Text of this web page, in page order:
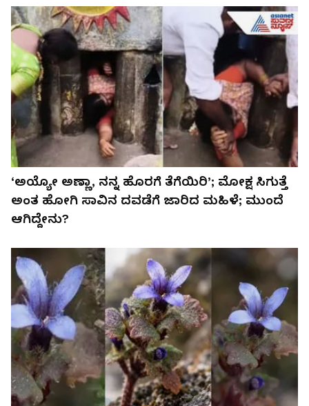
‘ಅಯ್ಯೋ ಅಣ್ಣಾ, ನನ್ನ ಹೊರಗೆ ತೆಗೆಯಿರಿ’; ಮೋಕ್ಷ ಸಿಗುತ್ತೆ
ಅಂತ ಹೋಗಿ ಸಾವಿನ ದವಡೆಗೆ ಜಾರಿದ ಮಹಿಳೆ; ಮುಂದೆ
ಆಗಿದ್ದೇನು?